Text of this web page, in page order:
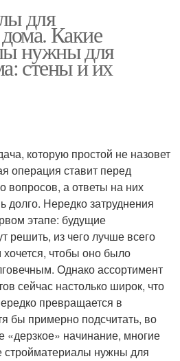
для
Какие
нужны для
стены и их
которую простой не назовет
операция ставит перед
вопросов, а ответы на них
долго. Нередко затруднения
этапе: будущие
решить, из чего лучше всего
чтобы оно было
Однако ассортимент
сейчас настолько широк, что
превращается в
бы примерно подсчитать, во
«дерзкое» начинание, многие
стройматериалы нужны для